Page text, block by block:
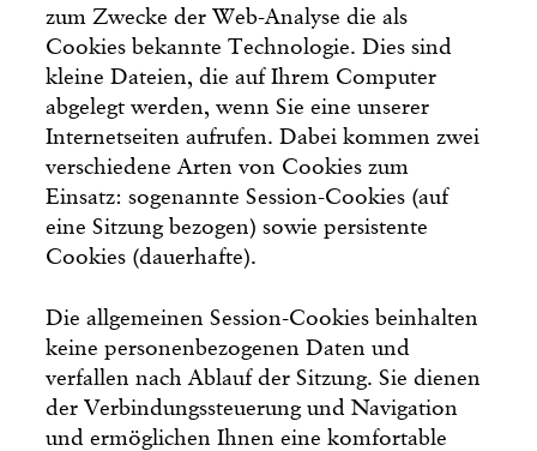
zum Zwecke der Web-Analyse die als
Cookies bekannte Technologie. Dies sind
kleine Dateien, die auf Ihrem Computer
abgelegt werden, wenn Sie eine unserer
Internetseiten aufrufen. Dabei kommen zwei
verschiedene Arten von Cookies zum
Einsatz: sogenannte Session-Cookies (auf
eine Sitzung bezogen) sowie persistente
Cookies (dauerhafte).
Die allgemeinen Session-Cookies beinhalten
keine personenbezogenen Daten und
verfallen nach Ablauf der Sitzung. Sie dienen
der Verbindungssteuerung und Navigation
und ermöglichen Ihnen eine komfortable